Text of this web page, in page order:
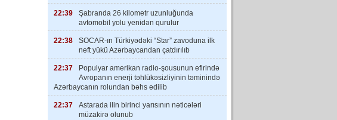
22:39
Şabranda 26 kilometr uzunluğunda
avtomobil yolu yenidən qurulur
22:38
SOCAR-ın Türkiyədəki “Star” zavoduna ilk
neft yükü Azərbaycandan çatdırılıb
22:37
Populyar amerikan radio-şousunun efirində
Avropanın enerji təhlükəsizliyinin təminində
Azərbaycanın rolundan bəhs edilib
22:37
Astarada ilin birinci yarısının nəticələri
müzakirə olunub